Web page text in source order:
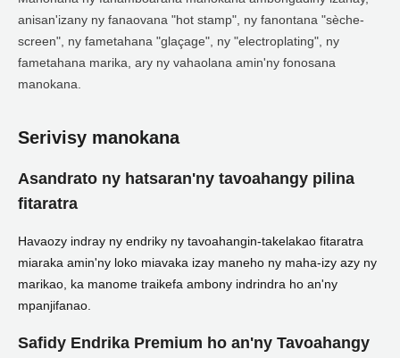
anisan'izany ny fanaovana "hot stamp", ny fanontana "sèche-
screen", ny fametahana "glaçage", ny "electroplating", ny
fametahana marika, ary ny vahaolana amin'ny fonosana
manokana.
Serivisy manokana
Asandrato ny hatsaran'ny tavoahangy pilina
fitaratra
Havaozy indray ny endriky ny tavoahangin-takelakao fitaratra
miaraka amin'ny loko miavaka izay maneho ny maha-izy azy ny
marikao, ka manome traikefa ambony indrindra ho an'ny
mpanjifanao.
Safidy Endrika Premium ho an'ny Tavoahangy